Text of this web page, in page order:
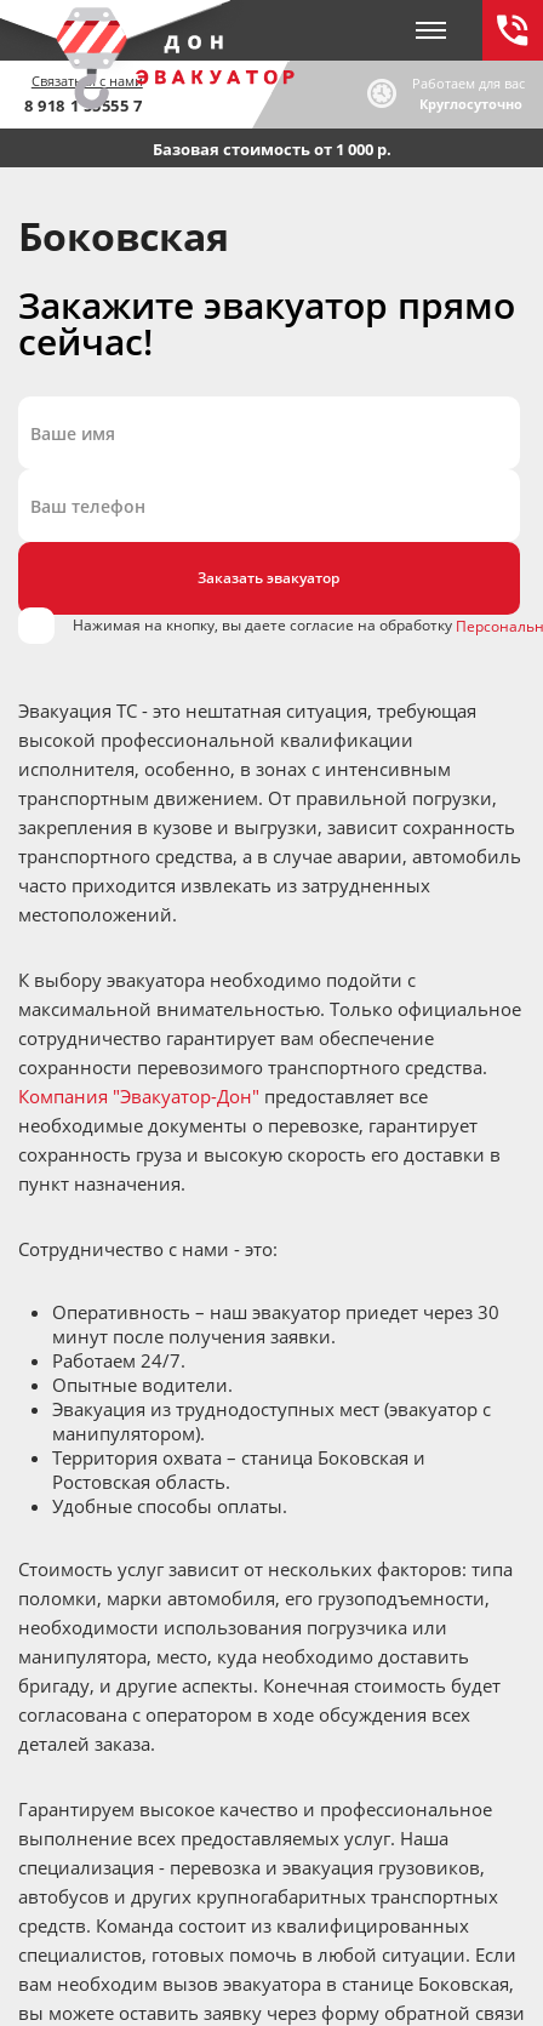
Связаться с нами
8 918 1 55555 7
Работаем для вас
Круглосуточно
Базовая стоимость от 1 000 р.
Боковская
Закажите эвакуатор прямо
сейчас!
Нажимая на кнопку, вы даете согласие на обработку
Эвакуация ТС - это нештатная ситуация, требующая
высокой профессиональной квалификации
исполнителя, особенно, в зонах с интенсивным
транспортным движением. От правильной погрузки,
закрепления в кузове и выгрузки, зависит сохранность
транспортного средства, а в случае аварии, автомобиль
часто приходится извлекать из затрудненных
местоположений.
К выбору эвакуатора необходимо подойти с
максимальной внимательностью. Только официальное
сотрудничество гарантирует вам обеспечение
сохранности перевозимого транспортного средства.
Компания "Эвакуатор-Дон" предоставляет все
необходимые документы о перевозке, гарантирует
сохранность груза и высокую скорость его доставки в
пункт назначения.
Сотрудничество с нами - это:
Оперативность – наш эвакуатор приедет через 30
минут после получения заявки.
Работаем 24/7.
Опытные водители.
Эвакуация из труднодоступных мест (эвакуатор с
манипулятором).
Территория охвата – станица Боковская и
Ростовская область.
Удобные способы оплаты.
Стоимость услуг зависит от нескольких факторов: типа
поломки, марки автомобиля, его грузоподъемности,
необходимости использования погрузчика или
манипулятора, место, куда необходимо доставить
бригаду, и другие аспекты. Конечная стоимость будет
согласована с оператором в ходе обсуждения всех
деталей заказа.
Гарантируем высокое качество и профессиональное
выполнение всех предоставляемых услуг. Наша
специализация - перевозка и эвакуация грузовиков,
автобусов и других крупногабаритных транспортных
средств. Команда состоит из квалифицированных
специалистов, готовых помочь в любой ситуации. Если
вам необходим вызов эвакуатора в станице Боковская,
вы можете оставить заявку через форму обратной связи